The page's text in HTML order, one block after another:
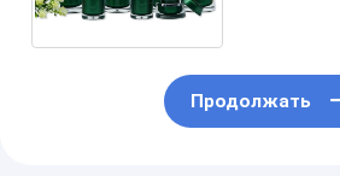
Продолжать